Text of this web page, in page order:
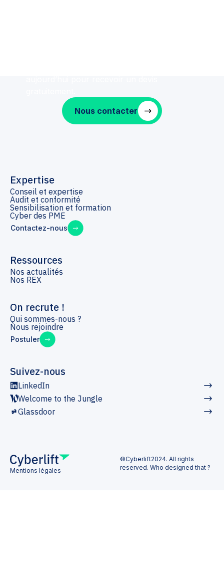
Nous contacter
Expertise
Conseil et expertise
Audit et conformité
Sensibilisation et formation
Cyber des PME
Contactez-nous
Ressources
Nos actualités
Nos REX
On recrute !
Qui sommes-nous ?
Nous rejoindre
Postuler
Suivez-nous
LinkedIn
Welcome to the Jungle
Glassdoor
Mentions légales
©Cyberlift2024. All rights
reserved. Who designed that ?